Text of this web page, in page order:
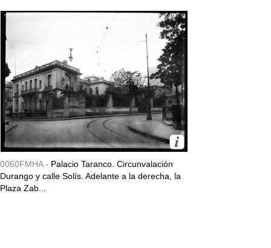
0060FMHA - Palacio Taranco. Circunvalación
Durango y calle Solís. Adelante a la derecha, la
Plaza Zab...